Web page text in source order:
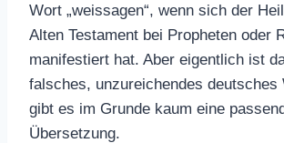
Wort „weissagen“, wenn sich der
Alten Testament bei Propheten oder
manifestiert hat. Aber eigentlich ist
falsches, unzureichendes deutsches
gibt es im Grunde kaum eine
Übersetzung.